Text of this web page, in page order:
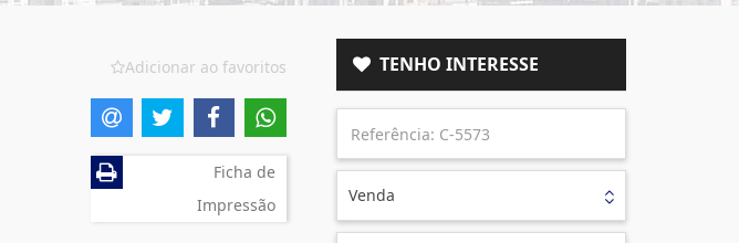
Adicionar ao favoritos
Ficha de
Impressão
TENHO INTERESSE
Venda